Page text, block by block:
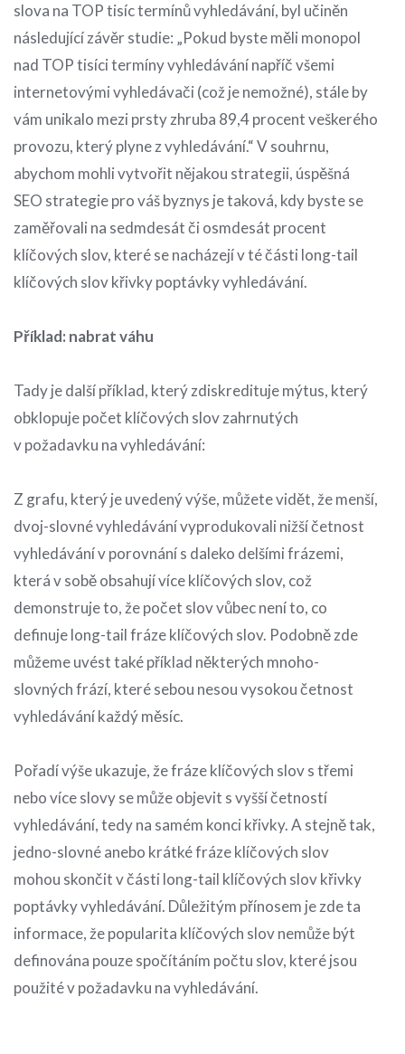
slova na TOP tisíc termínů vyhledávání, byl učiněn
následující závěr studie: „Pokud byste měli monopol
nad TOP tisíci termíny vyhledávání napříč všemi
internetovými vyhledávači (což je nemožné), stále by
vám unikalo mezi prsty zhruba 89,4 procent veškerého
provozu, který plyne z vyhledávání.“ V souhrnu,
abychom mohli vytvořit nějakou strategii, úspěšná
SEO strategie pro váš byznys je taková, kdy byste se
zaměřovali na sedmdesát či osmdesát procent
klíčových slov, které se nacházejí v té části long-tail
klíčových slov křivky poptávky vyhledávání.
Příklad: nabrat váhu
Tady je další příklad, který zdiskredituje mýtus, který
obklopuje počet klíčových slov zahrnutých
v požadavku na vyhledávání:
Z grafu, který je uvedený výše, můžete vidět, že menší,
dvoj-slovné vyhledávání vyprodukovali nižší četnost
vyhledávání v porovnání s daleko delšími frázemi,
která v sobě obsahují více klíčových slov, což
demonstruje to, že počet slov vůbec není to, co
definuje long-tail fráze klíčových slov. Podobně zde
můžeme uvést také příklad některých mnoho-
slovných frází, které sebou nesou vysokou četnost
vyhledávání každý měsíc.
Pořadí výše ukazuje, že fráze klíčových slov s třemi
nebo více slovy se může objevit s vyšší četností
vyhledávání, tedy na samém konci křivky. A stejně tak,
jedno-slovné anebo krátké fráze klíčových slov
mohou skončit v části long-tail klíčových slov křivky
poptávky vyhledávání. Důležitým přínosem je zde ta
informace, že popularita klíčových slov nemůže být
definována pouze spočítáním počtu slov, které jsou
použité v požadavku na vyhledávání.